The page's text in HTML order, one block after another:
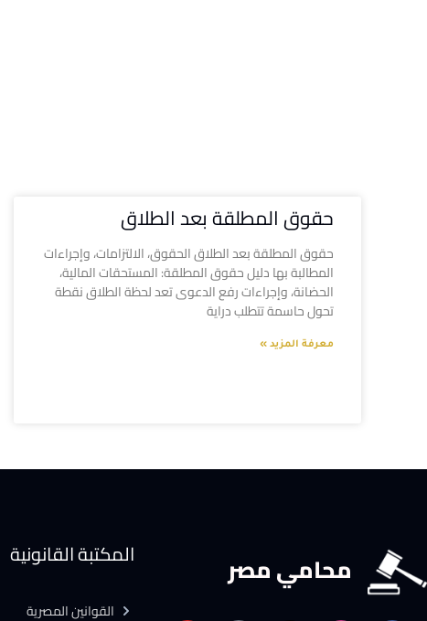
حقوق المطلقة بعد الطلاق
حقوق المطلقة بعد الطلاق الحقوق، الالتزامات، وإجراءات
المطالبة بها دليل حقوق المطلقة: المستحقات المالية،
الحضانة، وإجراءات رفع الدعوى تعد لحظة الطلاق نقطة
تحول حاسمة تتطلب دراية
معرفة المزيد »
محامي مصر المكتبة القانونية
القوانين المصرية